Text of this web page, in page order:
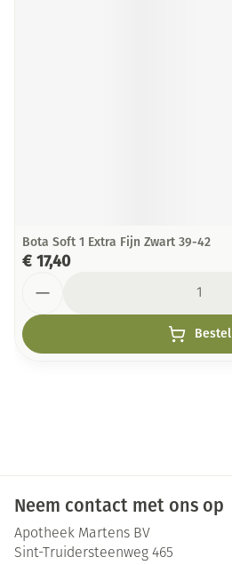
Bota Soft 1 Extra Fijn Zwart 39-42
€ 17,40
Bestel
Neem contact met ons op
Apotheek Martens BV
Sint-Truidersteenweg 465